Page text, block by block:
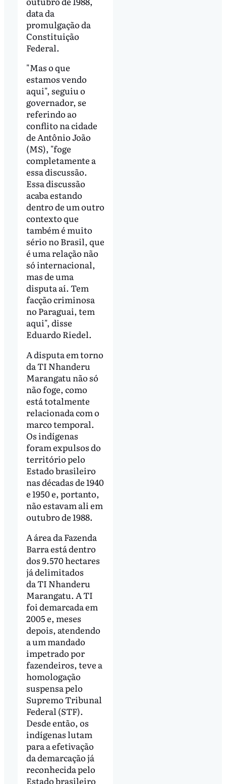
data da
promulgação da
Constituição
Federal.
"Mas o que
estamos vendo
aqui", seguiu o
governador, se
referindo ao
conflito na cidade
de Antônio João
(MS), "foge
completamente a
essa discussão.
Essa discussão
acaba estando
dentro de um outro
contexto que
também é muito
sério no Brasil, que
é uma relação não
só internacional,
mas de uma
disputa aí. Tem
facção criminosa
no Paraguai, tem
aqui", disse
Eduardo Riedel.
A disputa em torno
da TI Nhanderu
Marangatu não só
não foge, como
está totalmente
relacionada com o
marco temporal.
Os indígenas
foram expulsos do
território pelo
Estado brasileiro
nas décadas de 1940
e 1950 e, portanto,
não estavam ali em
outubro de 1988.
A área da Fazenda
Barra está dentro
dos 9.570 hectares
já delimitados
da TI Nhanderu
Marangatu. A TI
foi demarcada em
2005 e, meses
depois, atendendo
a um mandado
impetrado por
fazendeiros, teve a
homologação
suspensa pelo
Supremo Tribunal
Federal (STF).
Desde então, os
indígenas lutam
para a efetivação
da demarcação já
reconhecida pelo
Estado brasileiro